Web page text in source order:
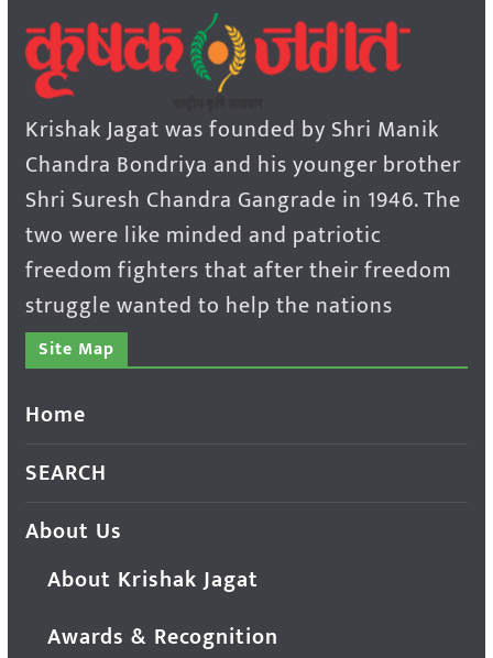
Krishak Jagat was founded by Shri Manik
Chandra Bondriya and his younger brother
Shri Suresh Chandra Gangrade in 1946. The
two were like minded and patriotic
freedom fighters that after their freedom
struggle wanted to help the nations
Site Map
Home
SEARCH
About Us
About Krishak Jagat
Awards & Recognition